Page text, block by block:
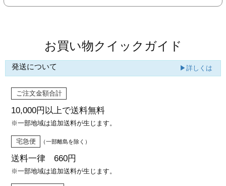
お買い物クイックガイド
発送について ▶詳しくは
ご注文金額合計
10,000円以上で送料無料
※一部地域は追加送料が生じます。
宅急便 （一部離島を除く）
送料一律 660円
※一部地域は追加送料が生じます。